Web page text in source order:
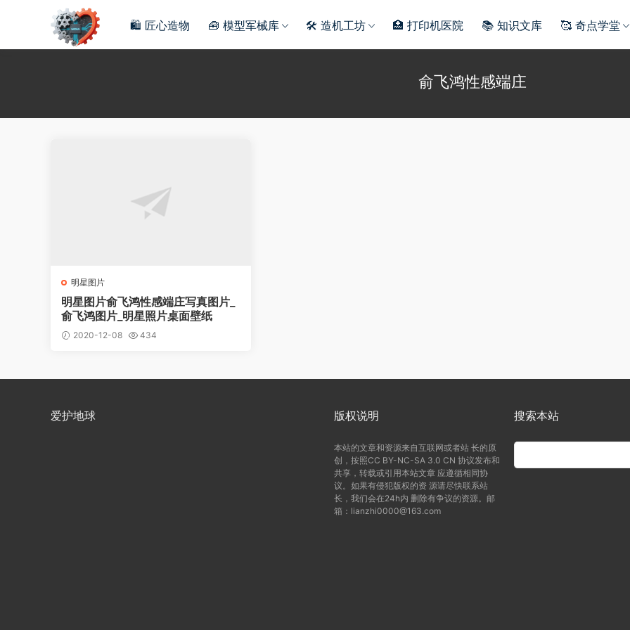
🛍️ 匠心造物 🧰 模型军械库 🛠️ 造机工坊 🏥 打印机医院 📚 知识文库 🥰 奇点学堂
俞飞鸿性感端庄
明星图片
明星图片俞飞鸿性感端庄写真图片_
俞飞鸿图片_明星照片桌面壁纸
2020-12-08 434
爱护地球 版权说明
本站的文章和资源来自互联网或者站 长的原
创，按照CC BY-NC-SA 3.0 CN 协议发布和
共享，转载或引用本站文章 应遵循相同协
议。如果有侵犯版权的资 源请尽快联系站
长，我们会在24h内 删除有争议的资源。邮
箱：lianzhi0000@163.com
搜索本站